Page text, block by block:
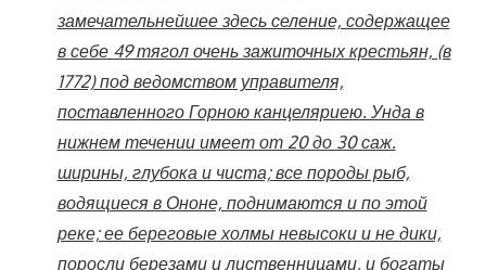
замечательнейшее здесь селение, содержащее
в себе 49 тягол очень зажиточных крестьян, (в
1772) под ведомством управителя,
поставленного Горною канцеляриею. Унда в
нижнем течении имеет от 20 до 30 саж.
ширины, глубока и чиста; все породы рыб,
водящиеся в Ононе, поднимаются и по этой
реке; ее береговые холмы невысоки и не дики,
поросли березами и лиственницами, и богаты